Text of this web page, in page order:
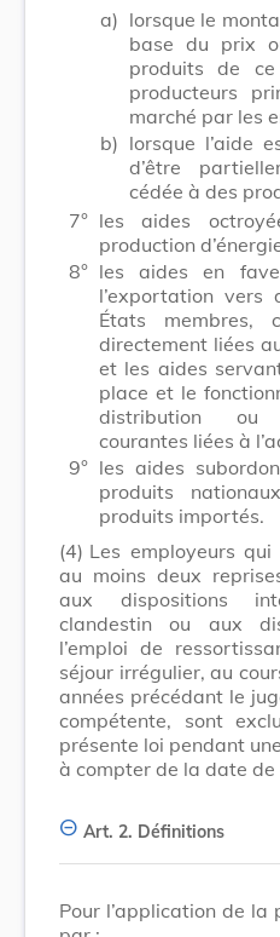
a) lorsque le
base du prix
produits de
producteurs
marché par les
b) lorsque l’aide
d’être
cédée à des
7° les aides
production
8° les aides en
l’exportation
États membres,
directement liées
et les aides
place et le
distribution ou
courantes liées à
9° les aides
produits
produits importés.
(4) Les employeurs
au moins deux
aux dispositions
clandestin ou aux
l’emploi de
séjour irrégulier, au
années précédant le
compétente, sont
présente loi pendant
à compter de la date de
Art. 2. Définitions
Pour l’application de la